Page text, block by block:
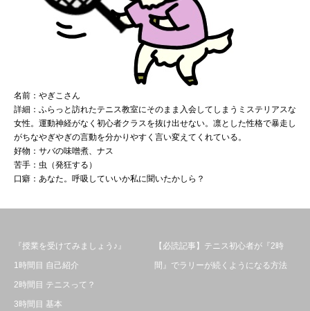
名前：やぎこさん
詳細：ふらっと訪れたテニス教室にそのまま入会してしまうミステリアスな
女性。運動神経がなく初心者クラスを抜け出せない。凛とした性格で暴走し
がちなやぎやぎの言動を分かりやすく言い変えてくれている。
好物：サバの味噌煮、ナス
苦手：虫（発狂する）
口癖：あなた。呼吸していいか私に聞いたかしら？
『授業を受けてみましょう♪』
1時間目 自己紹介
2時間目 テニスって？
3時間目 基本
【必読記事】テニス初心者が『2時
間』でラリーが続くようになる方法